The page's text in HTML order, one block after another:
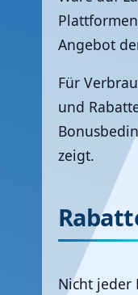
Angebot
Für
und
zeigt.
Nicht jeder